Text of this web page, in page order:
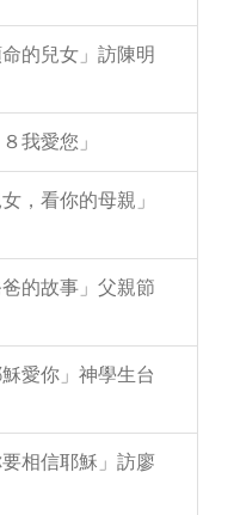
的兒女」訪陳明
我愛您」
，看你的母親」
的故事」父親節
愛你」神學生台
相信耶穌」訪廖